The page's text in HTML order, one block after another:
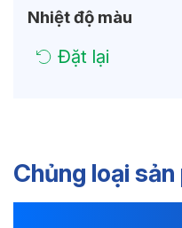
Nhiệt độ màu
Đặt lại
Chủng loại sản